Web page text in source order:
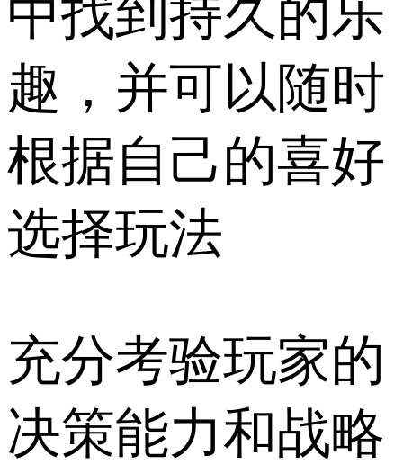
中找到持久的乐
趣，并可以随时
根据自己的喜好
选择玩法
充分考验玩家的
决策能力和战略